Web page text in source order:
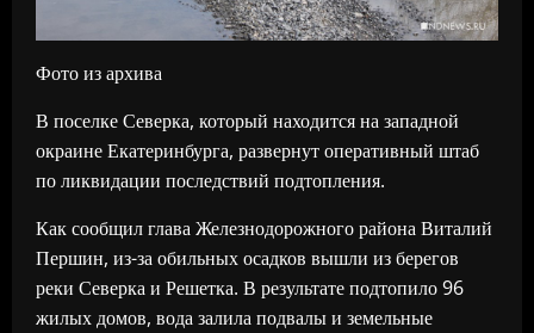
Фото из архива
В поселке Северка, который находится на западной
окраине Екатеринбурга, развернут оперативный штаб
по ликвидации последствий подтопления.
Как сообщил глава Железнодорожного района Виталий
Першин, из-за обильных осадков вышли из берегов
реки Северка и Решетка. В результате подтопило 96
жилых домов, вода залила подвалы и земельные